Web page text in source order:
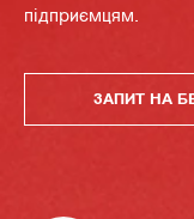
підприємцям.
ЗАПИТ НА